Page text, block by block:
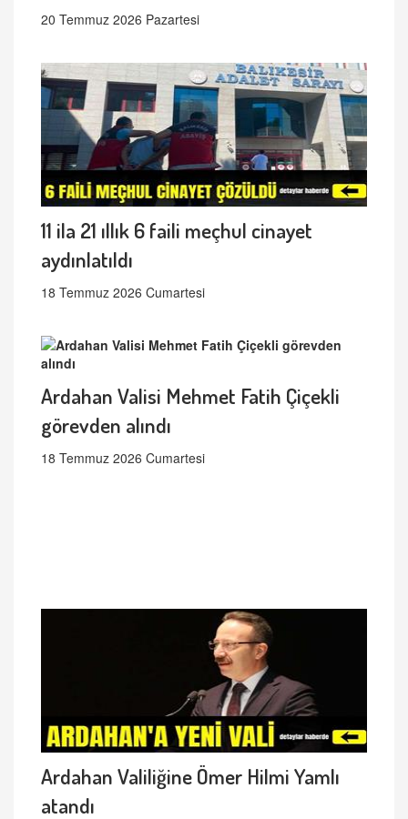
20 Temmuz 2026 Pazartesi
11 ila 21 ıllık 6 faili meçhul cinayet
aydınlatıldı
18 Temmuz 2026 Cumartesi
Ardahan Valisi Mehmet Fatih Çiçekli
görevden alındı
18 Temmuz 2026 Cumartesi
Ardahan Valiliğine Ömer Hilmi Yamlı
atandı